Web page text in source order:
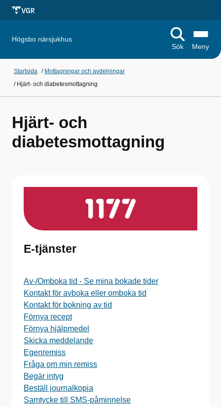
Högsbo närsjukhus
Sök
Meny
Startsida / Mottagningar och avdelningar
/ Hjärt- och diabetesmottagning
Hjärt- och
diabetesmottagning
E-tjänster
Av-/Omboka tid - Se mina bokade tider
Kontakt för avboka eller omboka tid
Kontakt för bokning av tid
Förnya recept
Förnya hjälpmedel
Skicka meddelande
Egenremiss
Fråga om min remiss
Begär intyg
Beställ journalkopia
Samtycke till SMS-påminnelse